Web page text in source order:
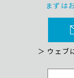
まずは
＞ ウェブ